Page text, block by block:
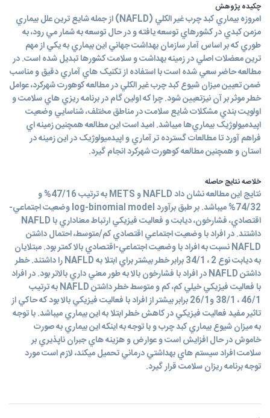
چکیده پژوهش
امروزه بيماري کبد چرب غير الکلي (NAFLD) از جمله شايع ترين علل بيماري
مزمن کبدي در کشورهاي توسعه يافته و در حال توسعه به شمار مي رود، به
طوري که بر اساس آمار سازمان بهداشت جهاني اين بيماري به يکي از مهم
ترين معضلات اصلي در زمينه بهداشت و سلامت کشورها تبديل شده است. در
مطالعه حاضر سعي شده است با استفاده از تکنيک هاي آماري دقيق و مناسب
ضمن تعيين ميزان شيوع کبد چرب غير الکلي در مطالعه کوهورت شهرکرد، عوامل
خطر موثر بر آن نيزتعيين شود. چرا که اولين گام در برنامه ريزي هاي سلامت و
اولويت بندي مشکلات شايع سلامت در مناطق مختلف، شناسايي وضعيت
اپيدميولوژيک بيماري‌ها ميباشد. اميد است اين مطالعه همچنين زمينه اي
فراهم آورد تا مطالعات گسترده تر آماري و اپيدميولوژيک در اين زمينه در
استان و همچنين مطالعه کوهورت شهرکرد انجام گيرد.
خلاصه نتایج حاصله
نتايج اين مطالعه نشان داد NAFLD و METS به ترتيب 47/16% و
74/32% ميباشد. بر طبق برآورد log-binomial model وضعيت اجتماعي-
اقتصادي، فشارخون، ديابت و فعاليت فيزيکي ارتباط معناداري با NAFLD
داشتند. در افراد با وضعيت اجتماعي اقتصادي کم/متوسط، احتمال داشتن
NAFLD نسبت به افراد با وضعيت اجتماعي-اقتصادي بالا کمتر بود. مبتلايان
به ديابت نوع 2 ، 34/1 برابر خطر بيشتر براي ابتلا به NAFLD را داشتند. خطر
داشتن NAFLD در افراد با فشارخون بالا به طور معني داري بالاتر بود. در افراد
با فعاليت فيزيکي خيلي کم، کم و متوسط خطر داشتن NAFLD به ترتيب
46/1 ، 38/1 و26/1 برابر بيشتر از افراد با فعاليت فيزيکي بالا بود که حاکي از
تاثير مفيد فعاليت فيزيکي در کاهش خطر ابتلا به اين بيماري ميباشد. با توجه
به ميزان شيوع بيماري کبد چرب و با توجه به اينکه اين بيماري به صورت
خاموش در حال افزايش است و عوارض و هزينه هاي جبران ناپذيري بر
سلامت افراد سيستم هاي بهداشتي درماني تحميل ميکند، لازم است مورد
توجه برنامه ريزان سلامت قرار گيرد.